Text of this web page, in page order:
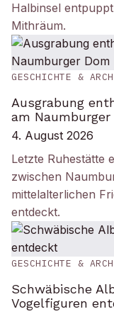
Halbinsel
Mithräum.
GESCHICHTE &
Ausgrabung
am Naumburger
4. August 2026
Letzte Ruhestätte
zwischen
mittelalterlichen
entdeckt.
GESCHICHTE &
Schwäbische
Vogelfiguren